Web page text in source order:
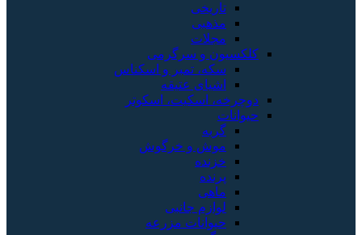
تاریخی
مذهبی
مجلات
کلکسیون و سرگرمی
سکه، تمبر و اسکناس
اشیای عتیقه
دوچرخه، اسکیت، اسکوتر
حیوانات
گربه
موش و خرگوش
خزنده
پرنده
ماهی
لوازم جانبی
حیوانات مزرعه